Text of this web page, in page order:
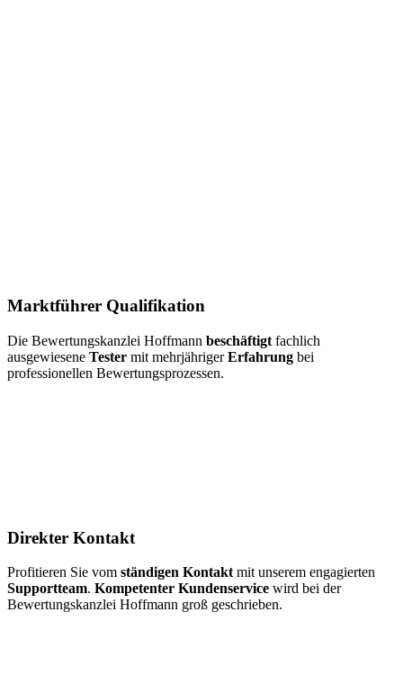
Marktführer Qualifikation
Die Bewertungskanzlei Hoffmann beschäftigt fachlich
ausgewiesene Tester mit mehrjährigerErfahrung bei
professionellen Bewertungsprozessen.
Direkter Kontakt
Profitieren Sie vom ständigen Kontaktmit unserem engagierten
Supportteam. Kompetenter Kundenservice wird bei der
Bewertungskanzlei Hoffmann groß geschrieben.